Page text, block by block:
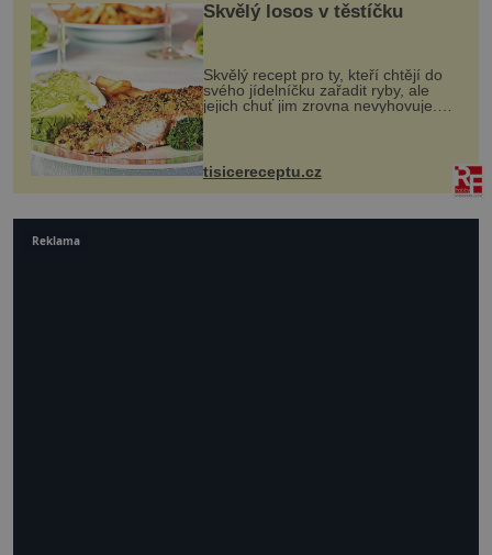
Skvělý losos v těstíčku
Skvělý recept pro ty, kteří chtějí do
svého jídelníčku zařadit ryby, ale
jejich chuť jim zrovna nevyhovuje.
Losos je samozřejmě taky ryba, ale v
tomto případě si na to nikdo ani
nevzpomene. Ingredienc...
tisicereceptu.cz
Reklama